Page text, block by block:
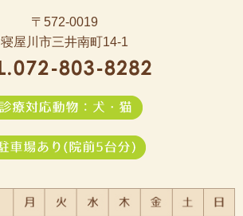
〒572-0019
寝屋川市三井南町14-1